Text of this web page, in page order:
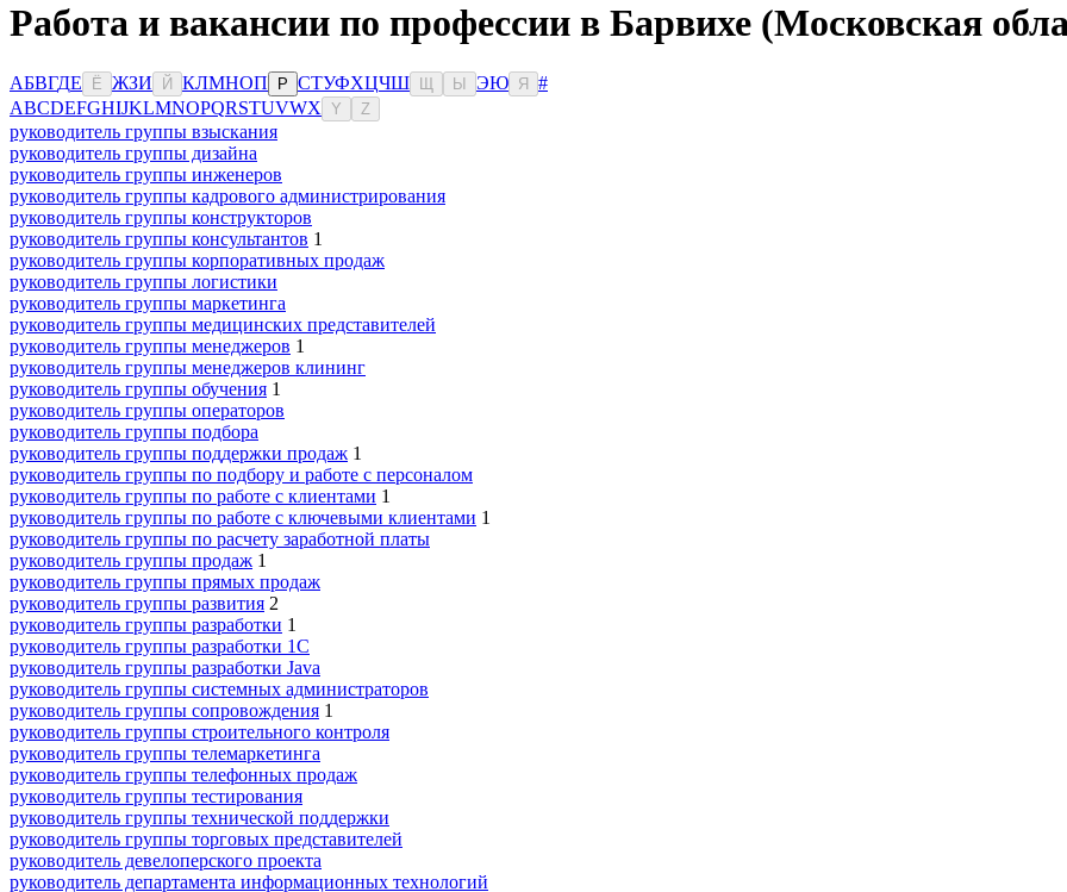
Работа и вакансии по профессии в Барвихе (Московская
АБВГДЕ Ё ЖЗИ Й КЛМНОП Р СТУФХЦЧШ Ы ЭЮ Я
#
ABCDEFGHIJKLMNOPQRSTUVWX Y Z
руководитель группы взыскания
руководитель группы дизайна
руководитель группы инженеров
руководитель группы кадрового администрирования
руководитель группы конструкторов
руководитель группы консультантов 1
руководитель группы корпоративных продаж
руководитель группы логистики
руководитель группы маркетинга
руководитель группы медицинских представителей
руководитель группы менеджеров 1
руководитель группы менеджеров клининг
руководитель группы обучения 1
руководитель группы операторов
руководитель группы подбора
руководитель группы поддержки продаж 1
руководитель группы по подбору и работе с персоналом
руководитель группы по работе с клиентами 1
руководитель группы по работе с ключевыми клиентами 1
руководитель группы по расчету заработной платы
руководитель группы продаж 1
руководитель группы прямых продаж
руководитель группы развития 2
руководитель группы разработки 1
руководитель группы разработки 1С
руководитель группы разработки Java
руководитель группы системных администраторов
руководитель группы сопровождения 1
руководитель группы строительного контроля
руководитель группы телемаркетинга
руководитель группы телефонных продаж
руководитель группы тестирования
руководитель группы технической поддержки
руководитель группы торговых представителей
руководитель девелоперского проекта
руководитель департамента информационных технологий